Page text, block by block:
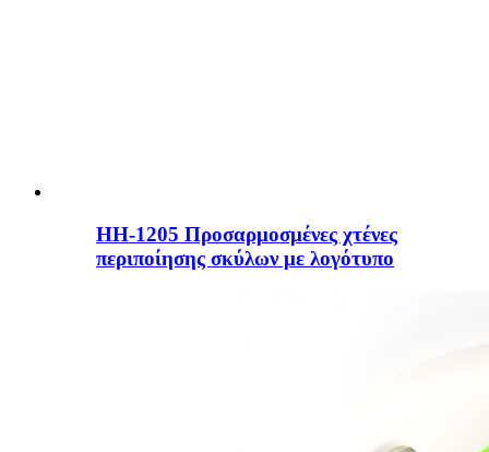
HH-1205 Προσαρμοσμένες χτένες
περιποίησης σκύλων με λογότυπο